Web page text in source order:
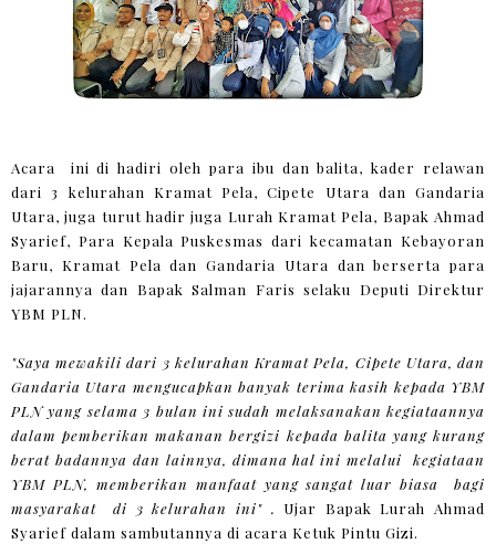
Acara ini di hadiri oleh para ibu dan balita, kader relawan
dari 3 kelurahan Kramat Pela, Cipete Utara dan Gandaria
Utara, juga turut hadir juga Lurah Kramat Pela, Bapak Ahmad
Syarief, Para Kepala Puskesmas dari kecamatan Kebayoran
Baru, Kramat Pela dan Gandaria Utara dan berserta para
jajarannya dan Bapak Salman Faris selaku Deputi Direktur
YBM PLN.
"Saya mewakili dari 3 kelurahan Kramat Pela, Cipete Utara, dan
Gandaria Utara mengucapkan banyak terima kasih kepada YBM
PLN yang selama 3 bulan ini sudah melaksanakan kegiataannya
dalam pemberikan makanan bergizi kepada balita yang kurang
berat badannya dan lainnya, dimana hal ini melalui kegiataan
YBM PLN, memberikan manfaat yang sangat luar biasa bagi
masyarakat di 3 kelurahan ini" . Ujar Bapak Lurah Ahmad
Syarief dalam sambutannya di acara Ketuk Pintu Gizi.